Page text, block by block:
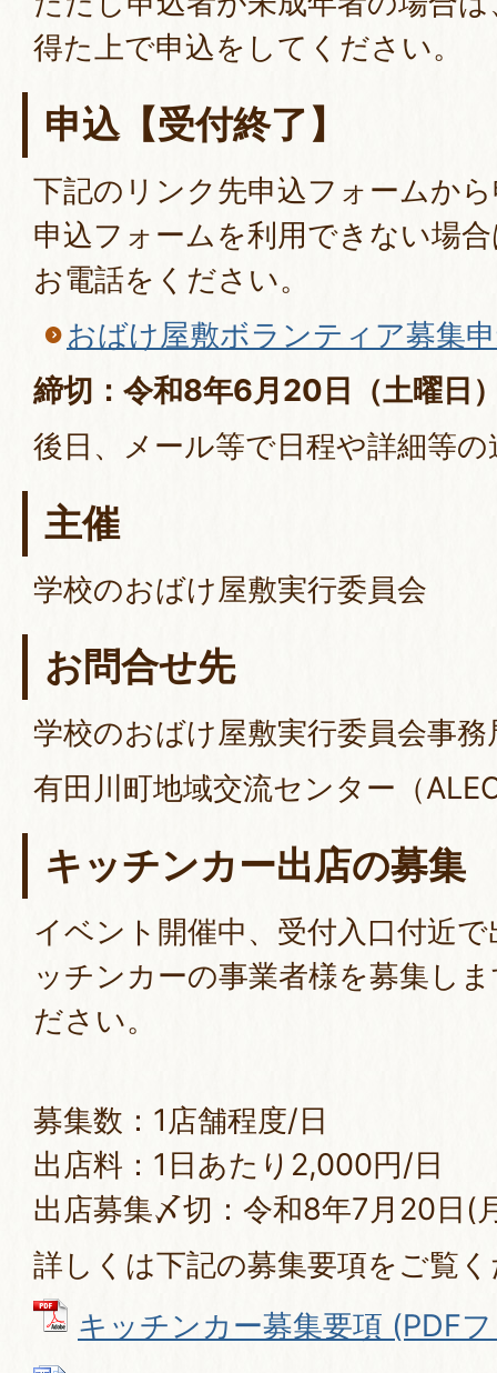
得た上で申込をしてください。
申込【受付終了】
下記のリンク先申込フォームか
申込フォームを利用できない場
お電話をください。
おばけ屋敷ボランティア募集
締切：令和8年6月20日（土曜日
後日、メール等で日程や詳細等
主催
学校のおばけ屋敷実行委員会
お問合せ先
学校のおばけ屋敷実行委員会事務
有田川町地域交流センター（
キッチンカー出店の募集
イベント開催中、受付入口付近
ッチンカーの事業者様を募集し
ださい。
募集数：1店舗程度/日
出店料：1日あたり2,000円/日
出店募集〆切：令和8年7月20日(
詳しくは下記の募集要項をご覧
キッチンカー募集要項 (PDF